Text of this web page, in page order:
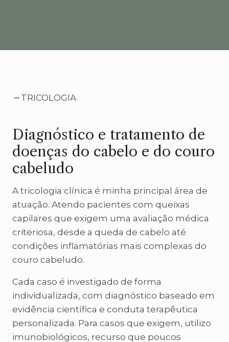
TRICOLOGIA
Diagnóstico e tratamento de
doenças do cabelo e do couro
cabeludo
A tricologia clínica é minha principal área de
atuação. Atendo pacientes com queixas
capilares que exigem uma avaliação médica
criteriosa, desde a queda de cabelo até
condições inflamatórias mais complexas do
couro cabeludo.
Cada caso é investigado de forma
individualizada, com diagnóstico baseado em
evidência científica e conduta terapêutica
personalizada. Para casos que exigem, utilizo
imunobiológicos, recurso que poucos